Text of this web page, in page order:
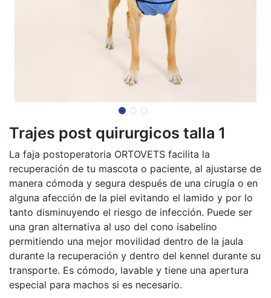
Trajes post quirurgicos talla 1
La faja postoperatoria ORTOVETS facilita la
recuperación de tu mascota o paciente, al ajustarse de
manera cómoda y segura después de una cirugía o en
alguna afección de la piel evitando el lamido y por lo
tanto disminuyendo el riesgo de infección. Puede ser
una gran alternativa al uso del cono isabelino
permitiendo una mejor movilidad dentro de la jaula
durante la recuperación y dentro del kennel durante su
transporte. Es cómodo, lavable y tiene una apertura
especial para machos si es necesario.